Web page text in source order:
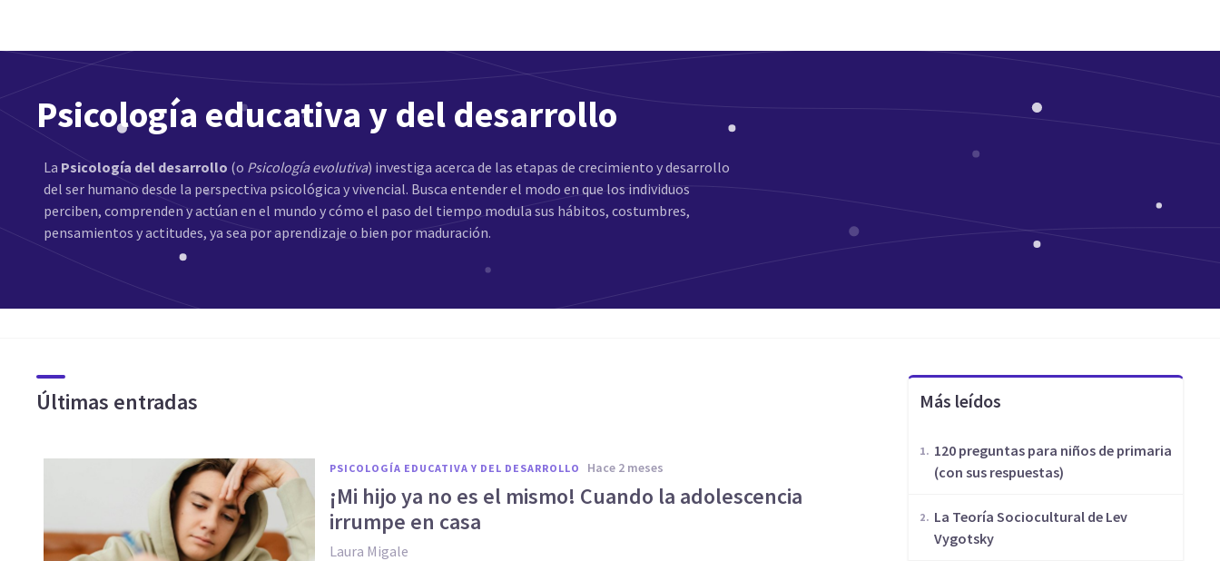
Psicología educativa y del desarrollo
La Psicología del desarrollo (o Psicología evolutiva) investiga acerca de las etapas de crecimiento y desarrollo
del ser humano desde la perspectiva psicológica y vivencial. Busca entender el modo en que los individuos
perciben, comprenden y actúan en el mundo y cómo el paso del tiempo modula sus hábitos, costumbres,
pensamientos y actitudes, ya sea por aprendizaje o bien por maduración.
Últimas entradas
PSICOLOGÍA EDUCATIVA Y DEL DESARROLLO hace 2 meses
¡Mi hijo ya no es el mismo! Cuando la adolescencia
irrumpe en casa
Laura Migale
Más leídos
120 preguntas para niños de primaria
(con sus respuestas)
La Teoría Sociocultural de Lev
Vygotsky